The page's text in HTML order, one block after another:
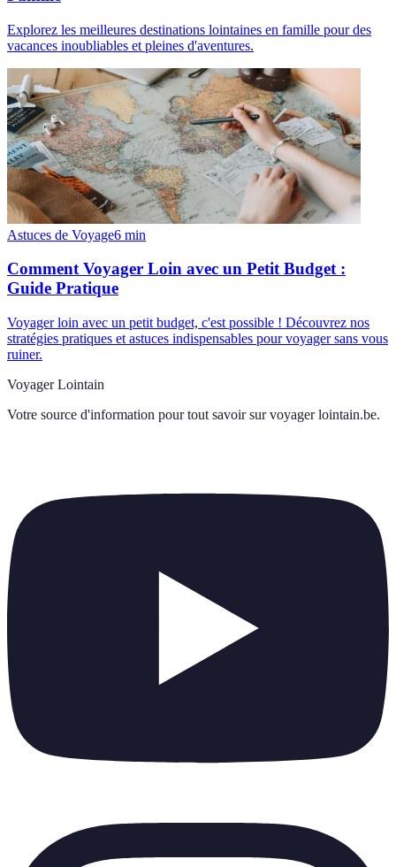
Explorez les meilleures destinations lointaines en famille pour des
vacances inoubliables et pleines d'aventures.
Astuces de Voyage6 min
Comment Voyager Loin avec un Petit Budget :
Guide Pratique
Voyager loin avec un petit budget, c'est possible ! Découvrez nos
stratégies pratiques et astuces indispensables pour voyager sans vous
ruiner.
Voyager Lointain
Votre source d'information pour tout savoir sur voyager lointain.be.